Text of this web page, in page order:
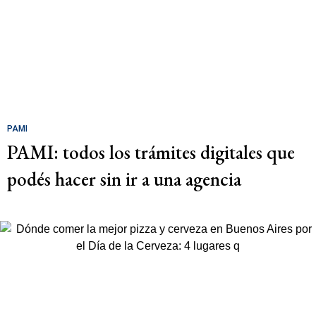
PAMI
PAMI: todos los trámites digitales que
podés hacer sin ir a una agencia